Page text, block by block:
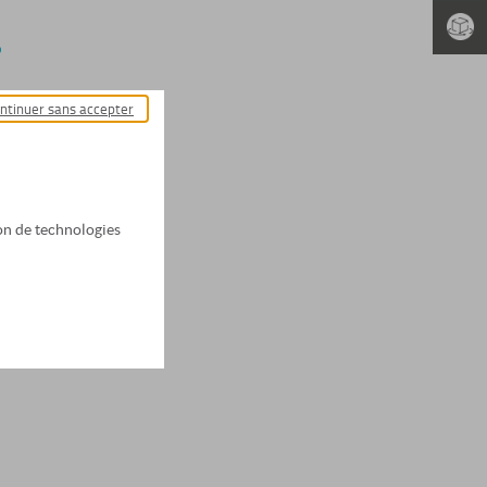
de technologies
sans accepter